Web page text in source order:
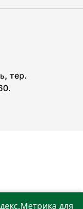
тер.
для